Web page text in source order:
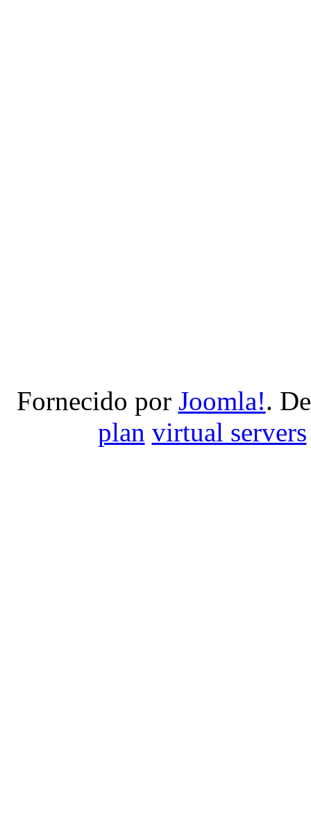
Fornecido por Joomla!.
plan virtual servers